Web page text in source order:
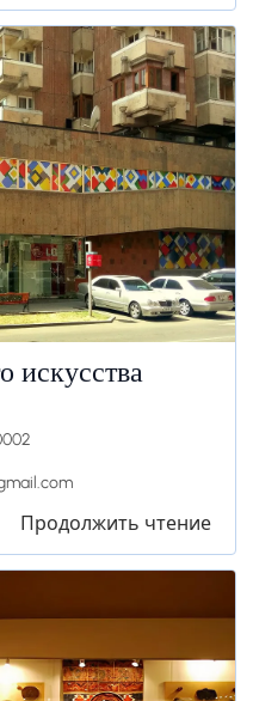
искусства
Продолжить чтение